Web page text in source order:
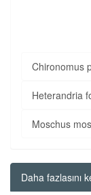
Chironomus
Heterandria
Moschus
Daha fazlasını